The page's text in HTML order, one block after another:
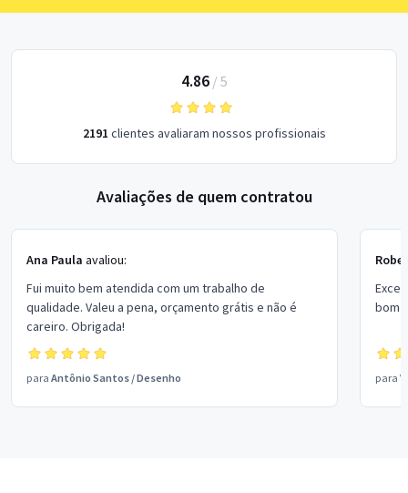
4.86/ 5
2191 clientes avaliaram nossos profissionais
Avaliações de quem contratou
Ana Paula avaliou:
Fui muito bem atendida com um trabalho de
qualidade. Valeu a pena, orçamento grátis e não é
careiro. Obrigada!
para Antônio Santos /Desenho
bom
para